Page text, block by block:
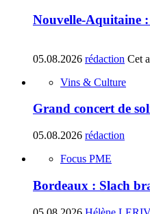
Nouvelle-Aquitaine
05.08.2026 rédaction Cet
Vins & Culture
Grand concert de
05.08.2026 rédaction
Focus PME
Bordeaux : Slach